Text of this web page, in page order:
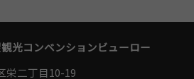
光コンベンションビューロー
栄二丁目10-19